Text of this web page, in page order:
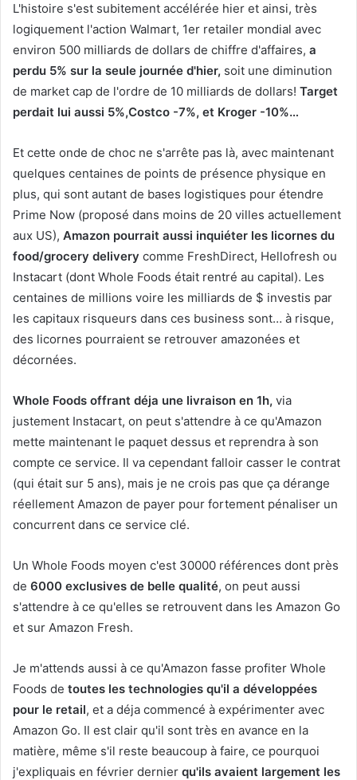
L'histoire s'est subitement accélérée hier et ainsi, très
logiquement l'action Walmart, 1er retailer mondial avec
environ 500 milliards de dollars de chiffre d'affaires, a
perdu 5% sur la seule journée d'hier, soit une diminution
de market cap de l'ordre de 10 milliards de dollars! Target
perdait lui aussi 5%,Costco -7%, et Kroger -10%…
Et cette onde de choc ne s'arrête pas là, avec maintenant
quelques centaines de points de présence physique en
plus, qui sont autant de bases logistiques pour étendre
Prime Now (proposé dans moins de 20 villes actuellement
aux US), Amazon pourrait aussi inquiéter les licornes du
food/grocery delivery comme FreshDirect, Hellofresh ou
Instacart (dont Whole Foods était rentré au capital). Les
centaines de millions voire les milliards de $ investis par
les capitaux risqueurs dans ces business sont… à risque,
des licornes pourraient se retrouver amazonées et
décornées.
Whole Foods offrant déja une livraison en 1h, via
justement Instacart, on peut s'attendre à ce qu'Amazon
mette maintenant le paquet dessus et reprendra à son
compte ce service. Il va cependant falloir casser le contrat
(qui était sur 5 ans), mais je ne crois pas que ça dérange
réellement Amazon de payer pour fortement pénaliser un
concurrent dans ce service clé.
Un Whole Foods moyen c'est 30000 références dont près
de 6000 exclusives de belle qualité, on peut aussi
s'attendre à ce qu'elles se retrouvent dans les Amazon Go
et sur Amazon Fresh.
Je m'attends aussi à ce qu'Amazon fasse profiter Whole
Foods de toutes les technologies qu'il a développées
pour le retail, et a déja commencé à expérimenter avec
Amazon Go. Il est clair qu'il sont très en avance en la
matière, même s'il reste beaucoup à faire, ce pourquoi
j'expliquais en février dernier qu'ils avaient largement les